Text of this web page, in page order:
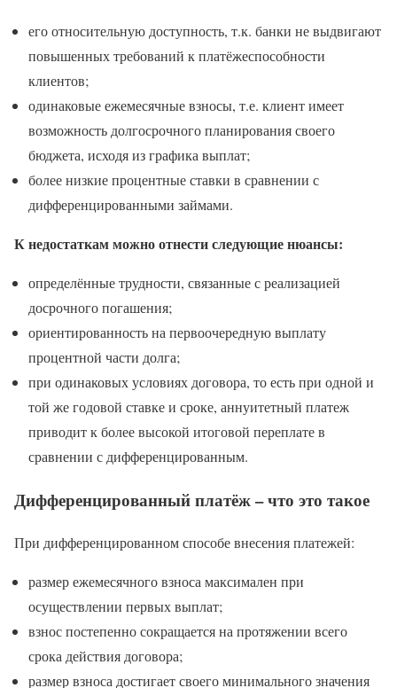
его относительную доступность, т.к. банки не выдвигают
повышенных требований к платёжеспособности
клиентов;
одинаковые ежемесячные взносы, т.е. клиент имеет
возможность долгосрочного планирования своего
бюджета, исходя из графика выплат;
более низкие процентные ставки в сравнении с
дифференцированными займами.
К недостаткам можно отнести следующие нюансы:
определённые трудности, связанные с реализацией
досрочного погашения;
ориентированность на первоочередную выплату
процентной части долга;
при одинаковых условиях договора, то есть при одной и
той же годовой ставке и сроке, аннуитетный платеж
приводит к более высокой итоговой переплате в
сравнении с дифференцированным.
Дифференцированный платёж – что это такое
При дифференцированном способе внесения платежей:
размер ежемесячного взноса максимален при
осуществлении первых выплат;
взнос постепенно сокращается на протяжении всего
срока действия договора;
размер взноса достигает своего минимального значения